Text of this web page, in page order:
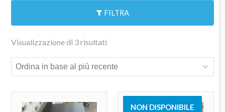
FILTRA
Visualizzazione di 3 risultati
VENDUTO
NON DISPONIBILE